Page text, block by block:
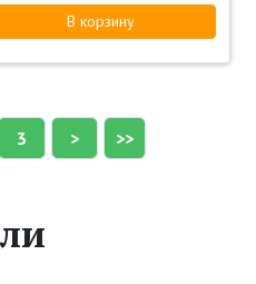
В корзину
3 > >>